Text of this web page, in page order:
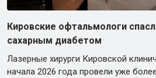
Кировские офтальмологи
сахарным диабетом
Лазерные хирурги Кировской
начала 2026 года провели уже